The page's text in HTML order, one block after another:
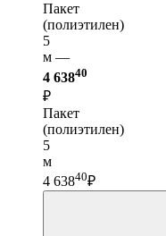
Пакет
(полиэтилен)
5
м —
4 63840
₽
Пакет
(полиэтилен)
5
м
4 63840₽